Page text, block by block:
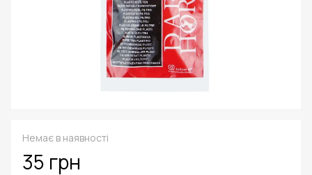
Немає в наявності
35 грн